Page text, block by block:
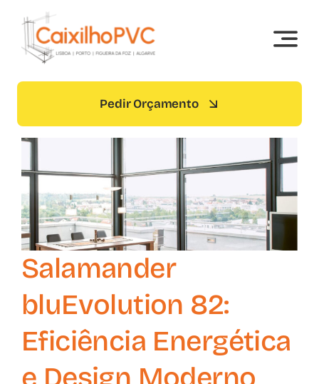
content
Pedir Orçamento
Salamander
bluEvolution 82:
Eficiência Energética